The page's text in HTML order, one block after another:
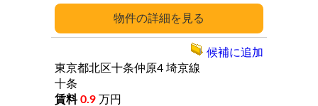
詳細
東京都北区十条仲原4 埼京線
十条
0.9 万円
候補に追加